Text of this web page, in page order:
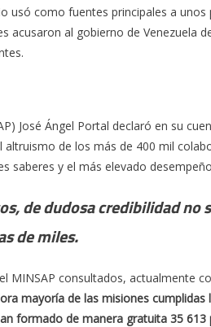
usó como fuentes principales a
acusaron al gobierno de Venezuela
José Ángel Portal declaró en su
de los más de 400 mil
saberes y el más elevado
de dudosa credibilidad no
de miles.
MINSAP consultados, actualmente
mayoría de las misiones
formado de manera gratuita 35